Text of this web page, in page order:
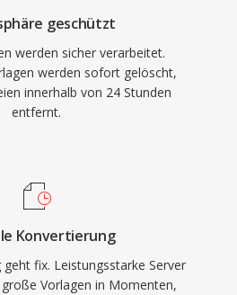
geschützt
werden sicher verarbeitet.
werden sofort gelöscht,
innerhalb von 24 Stunden
entfernt.
Konvertierung
fix. Leistungsstarke Server
Vorlagen in Momenten,